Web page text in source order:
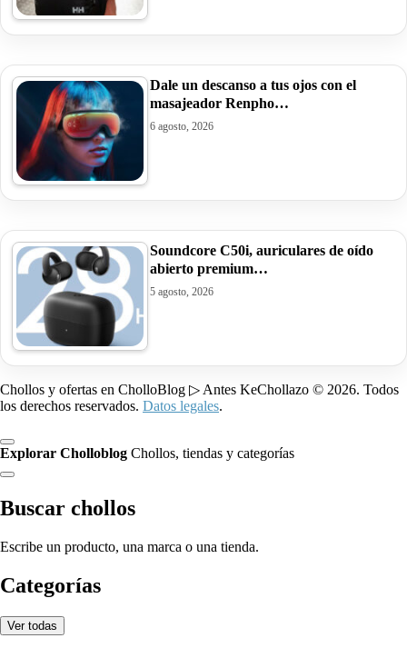
Dale un descanso a tus ojos con el
masajeador Renpho…
6 agosto, 2026
Soundcore C50i, auriculares de oído
abierto premium…
5 agosto, 2026
Chollos y ofertas en CholloBlog ▷ Antes KeChollazo © 2026. Todos
los derechos reservados. Datos legales.
Explorar Cholloblog Chollos, tiendas y categorías
Buscar chollos
Escribe un producto, una marca o una tienda.
Categorías
Ver todas